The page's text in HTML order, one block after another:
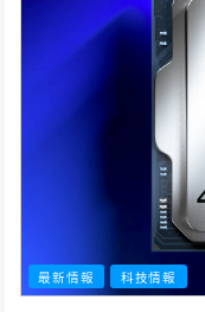
最新情報 科技情報